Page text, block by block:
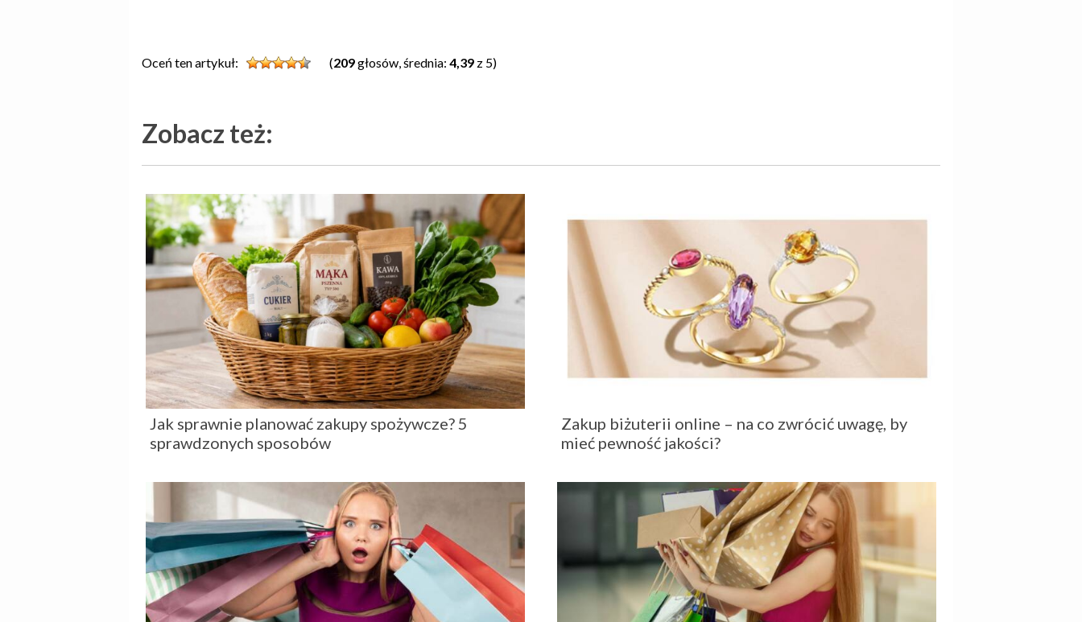
Oceń ten artykuł: (209głosów, średnia: 4,39 z 5)
Zobacz też:
Jak sprawnie planować zakupy spożywcze? 5
sprawdzonych sposobów
Zakup biżuterii online – na co zwrócić uwagę, by
mieć pewność jakości?